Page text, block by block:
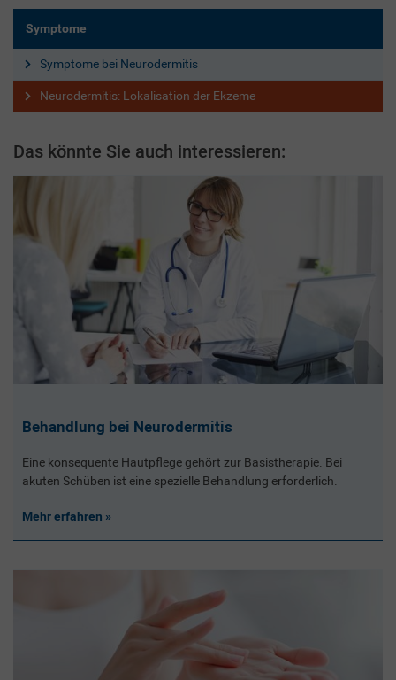
Symptome
Symptome bei Neurodermitis
Neurodermitis: Lokalisation der Ekzeme
Das könnte Sie auch interessieren:
Behandlung bei Neurodermitis
Eine konsequente Hautpflege gehört zur Basistherapie. Bei
akuten Schüben ist eine spezielle Behandlung erforderlich.
Mehr erfahren